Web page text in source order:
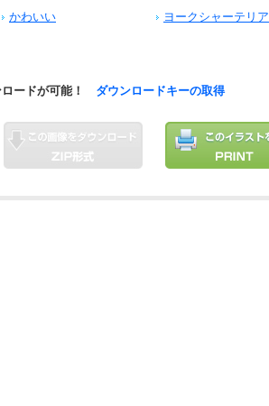
かわいい
ヨークシャーテリア
ードが可能！ ダウンロードキーの取得